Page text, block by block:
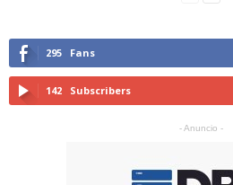
295 Fans
142 Subscribers
- Anuncio -